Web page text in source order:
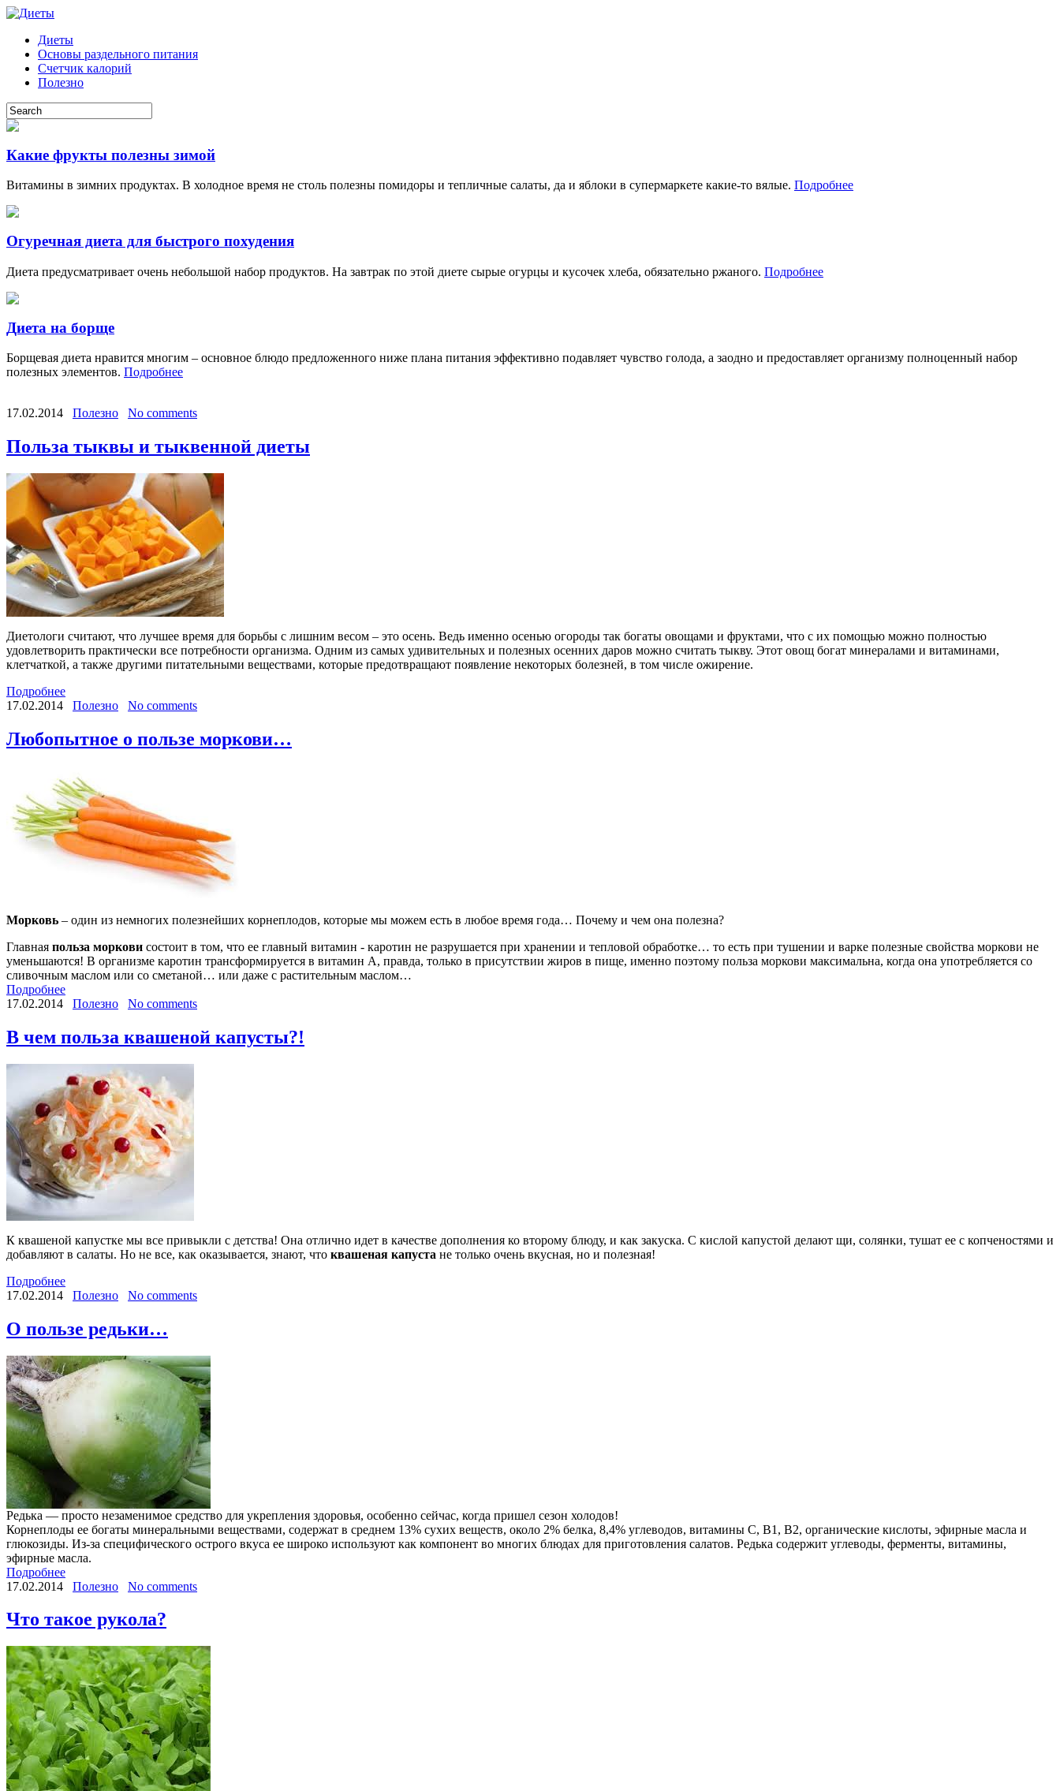
Диеты
Основы раздельного питания
Счетчик калорий
Полезно
Какие фрукты полезны зимой
Витамины в зимних продуктах. В холодное время не столь полезны помидоры и тепличные салаты, да и яблоки в супермаркете какие-то вялые. Подробнее
Огуречная диета для быстрого похудения
Диета предусматривает очень небольшой набор продуктов. На завтрак по этой диете сырые огурцы и кусочек хлеба, обязательно ржаного. Подробнее
Диета на борще
Борщевая диета нравится многим – основное блюдо предложенного ниже плана питания эффективно подавляет чувство голода, а заодно и предоставляет организму полноценный набор
полезных элементов. Подробнее
17.02.2014 Полезно No comments
Польза тыквы и тыквенной диеты
Диетологи считают, что лучшее время для борьбы с лишним весом – это осень. Ведь именно осенью огороды так богаты овощами и фруктами, что с их помощью можно полностью
удовлетворить практически все потребности организма. Одним из самых удивительных и полезных осенних даров можно считать тыкву. Этот овощ богат минералами и витаминами,
клетчаткой, а также другими питательными веществами, которые предотвращают появление некоторых болезней, в том числе ожирение.
Подробнее
17.02.2014
Полезно No comments
Любопытное о пользе моркови…
Морковь – один из немногих полезнейших корнеплодов, которые мы можем есть в любое время года… Почему и чем она полезна?
Главная польза моркови состоит в том, что ее главный витамин - каротин не разрушается при хранении и тепловой обработке… то есть при тушении и варке полезные свойства моркови не
уменьшаются! В организме каротин трансформируется в витамин А, правда, только в присутствии жиров в пище, именно поэтому польза моркови максимальна, когда она употребляется со
сливочным маслом или со сметаной… или даже с растительным маслом…
Подробнее
17.02.2014
Полезно No comments
В чем польза квашеной капусты?!
К квашеной капустке мы все привыкли с детства! Она отлично идет в качестве дополнения ко второму блюду, и как закуска. С кислой капустой делают щи, солянки, тушат ее с копченостями и
добавляют в салаты. Но не все, как оказывается, знают, что квашеная капуста не только очень вкусная, но и полезная!
Подробнее
17.02.2014
Полезно No comments
О пользе редьки…
Редька — просто незаменимое средство для укрепления здоровья, особенно сейчас, когда пришел сезон холодов!
Корнеплоды ее богаты минеральными веществами, содержат в среднем 13% сухих веществ, около 2% белка, 8,4% углеводов, витамины С, В1, В2, органические кислоты, эфирные масла и
глюкозиды. Из-за специфического острого вкуса ее широко используют как компонент во многих блюдах для приготовления салатов. Редька содержит углеводы, ферменты, витамины,
эфирные масла.
Подробнее
17.02.2014
Полезно No comments
Что такое рукола?